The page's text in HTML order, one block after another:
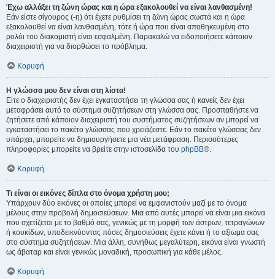
Έχω αλλάξει τη ζώνη ώρας και η ώρα εξακολουθεί να είναι λανθασμένη!
Εάν είστε σίγουρος (-η) ότι έχετε ρυθμίσει τη ζώνη ώρας σωστά και η ώρα
εξακολουθεί να είναι λανθασμένη, τότε ή ώρα που είναι αποθηκευμένη στο
ρολόι του διακομιστή είναι εσφαλμένη. Παρακαλώ να ειδοποιήσετε κάποιον
διαχειριστή για να διορθώσει το πρόβλημα.
Κορυφή
Η γλώσσα μου δεν είναι στη λίστα!
Είτε ο διαχειριστής δεν έχει εγκαταστήσει τη γλώσσα σας ή κανείς δεν έχει
μεταφράσει αυτό το σύστημα συζητήσεων στη γλώσσα σας. Προσπαθήστε να
ζητήσετε από κάποιον διαχειριστή του συστήματος συζητήσεων αν μπορεί να
εγκαταστήσει το πακέτο γλώσσας που χρειάζεστε. Εάν το πακέτο γλώσσας δεν
υπάρχει, μπορείτε να δημιουργήσετε μια νέα μετάφραση. Περισσότερες
πληροφορίες μπορείτε να βρείτε στην ιστοσελίδα του phpBB®.
Κορυφή
Τι είναι οι εικόνες δίπλα στο όνομα χρήστη μου;
Υπάρχουν δύο εικόνες οι οποίες μπορεί να εμφανιστούν μαζί με το όνομα
μέλους στην προβολή δημοσιεύσεων. Μια από αυτές μπορεί να είναι μια εικόνα
που σχετίζεται με το βαθμό σας, γενικώς με τη μορφή των άστρων, τετραγώνων
ή κουκίδων, υποδεικνύοντας πόσες δημοσιεύσεις έχετε κάνει ή το αξίωμα σας
στο σύστημα συζητήσεων. Μια άλλη, συνήθως μεγαλύτερη, εικόνα είναι γνωστή
ως άβαταρ και είναι γενικώς μοναδική, προσωπική για κάθε μέλος.
Κορυφή